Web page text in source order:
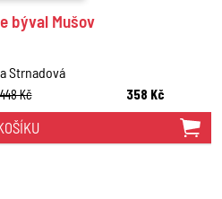
býval Mušov
Strnadová
448 Kč
358 Kč